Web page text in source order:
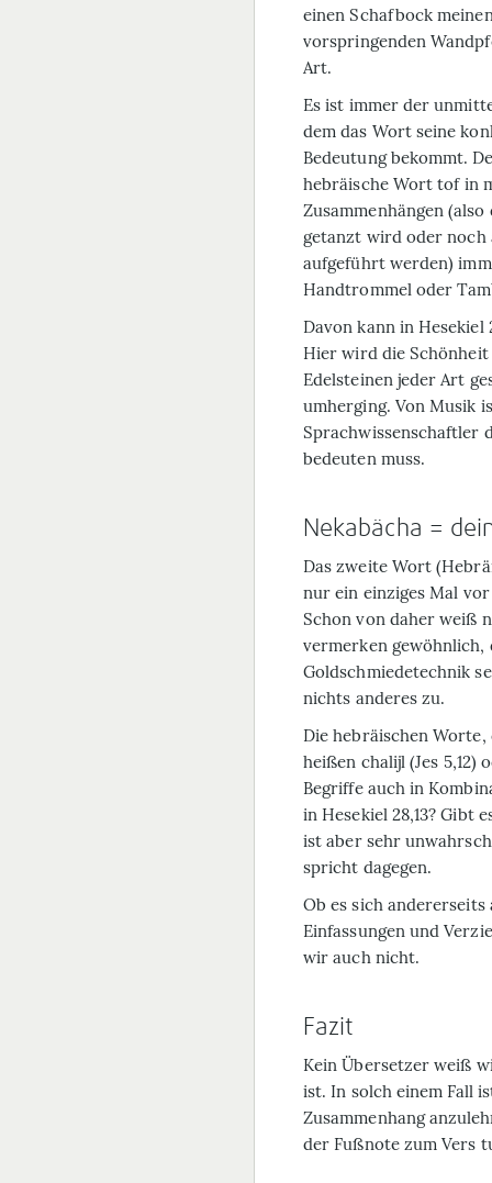
einen Schafbock
vorspringenden
Art.
Es ist immer der
dem das Wort seine
Bedeutung bekommt.
hebräische Worttofin
Zusammenhängen
getanzt wird oder
aufgeführt werden)
Handtrommel oder
Davon kann in Hesekiel
Hier wird die Schönheit
Edelsteinen jeder Art
umherging. Von Musik
Sprachwissenschaftler
bedeuten muss.
Nekabächa =
Das zweite Wort
nur ein einziges Mal
Schon von daher weiß
vermerken gewöhnlich,
Goldschmiede­technik
nichts anderes zu.
Die hebräischen
heißen chalijl (Jes 5,12)
Begriffe auch in
in Hesekiel 28,13? Gibt
ist aber sehr
spricht dagegen.
Ob es sich
Einfassungen und
wir auch nicht.
Fazit
Kein Übersetzer weiß
ist. In solch einem Fall
Zusammenhang
der Fußnote zum Vers